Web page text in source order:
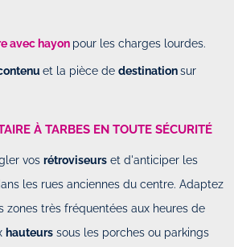
avec hayon pour les charges lourdes.
et la pièce de destinationsur
À TARBES EN TOUTE SÉCURITÉ
vos rétroviseurs et d'anticiper les
les rues anciennes du centre. Adaptez
zones très fréquentées aux heures de
hauteurs sous les porches ou parkings